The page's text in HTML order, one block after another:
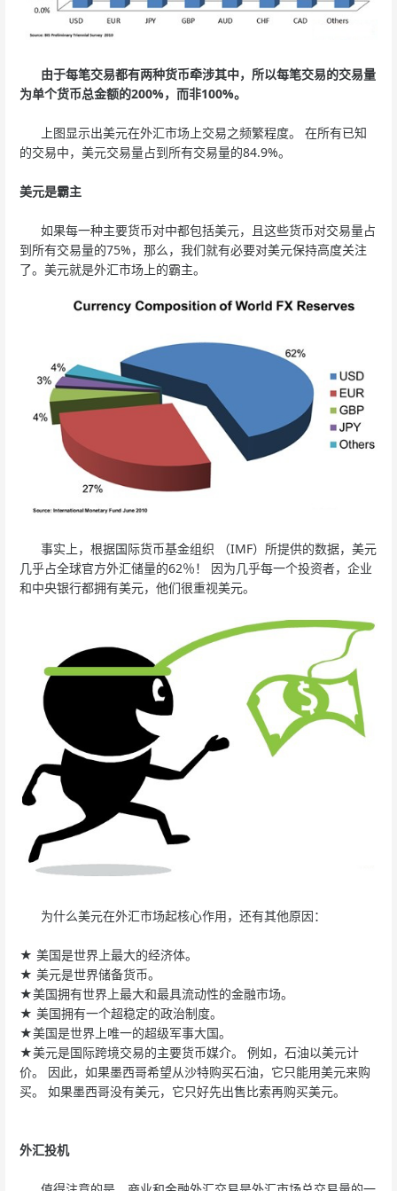
由于每笔交易都有两种货币牵涉其中，所以每笔交易的交易量
为单个货币总金额的200%，而非100%。
上图显示出美元在外汇市场上交易之频繁程度。 在所有已知
的交易中，美元交易量占到所有交易量的84.9%。
美元是霸主
如果每一种主要货币对中都包括美元，且这些货币对交易量占
到所有交易量的75%，那么，我们就有必要对美元保持高度关注
了。美元就是外汇市场上的霸主。
事实上，根据国际货币基金组织 （IMF）所提供的数据，美元
几乎占全球官方外汇储量的62％！ 因为几乎每一个投资者，企业
和中央银行都拥有美元，他们很重视美元。
为什么美元在外汇市场起核心作用，还有其他原因：
★ 美国是世界上最大的经济体。
★ 美元是世界储备货币。
★美国拥有世界上最大和最具流动性的金融市场。
★ 美国拥有一个超稳定的政治制度。
★美国是世界上唯一的超级军事大国。
★美元是国际跨境交易的主要货币媒介。 例如，石油以美元计
价。 因此，如果墨西哥希望从沙特购买石油，它只能用美元来购
买。 如果墨西哥没有美元，它只好先出售比索再购买美元。
外汇投机